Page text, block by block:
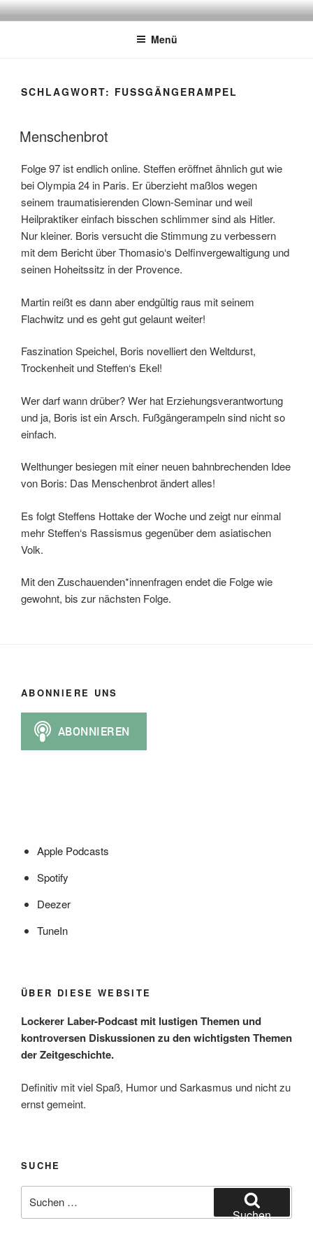
Zum
InhaltATSCHEBÄREBACH
Mit viel Spaß, Humor und Sarkasmus
Menü
SCHLAGWORT: FUSSGÄNGERAMPEL
Menschenbrot
Folge 97 ist endlich online. Steffen eröffnet ähnlich gut wie
bei Olympia 24 in Paris. Er überzieht maßlos wegen
seinem traumatisierenden Clown-Seminar und weil
Heilpraktiker einfach bisschen schlimmer sind als Hitler.
Nur kleiner. Boris versucht die Stimmung zu verbessern
mit dem Bericht über Thomasio‘s Delfinvergewaltigung und
seinen Hoheitssitz in der Provence.
Martin reißt es dann aber endgültig raus mit seinem
Flachwitz und es geht gut gelaunt weiter!
Faszination Speichel, Boris novelliert den Weltdurst,
Trockenheit und Steffen‘s Ekel!
Wer darf wann drüber? Wer hat Erziehungsverantwortung
und ja, Boris ist ein Arsch. Fußgängerampeln sind nicht so
einfach.
Welthunger besiegen mit einer neuen bahnbrechenden Idee
von Boris: Das Menschenbrot ändert alles!
Es folgt Steffens Hottake der Woche und zeigt nur einmal
mehr Steffen‘s Rassismus gegenüber dem asiatischen
Volk.
Mit den Zuschauenden*innenfragen endet die Folge wie
gewohnt, bis zur nächsten Folge.
ABONNIERE UNS
Apple Podcasts
Spotify
Deezer
TuneIn
ÜBER DIESE WEBSITE
Lockerer Laber-Podcast mit lustigen Themen und
kontroversen Diskussionen zu den wichtigsten Themen
der Zeitgeschichte.
Definitiv mit viel Spaß, Humor und Sarkasmus und nicht zu
ernst gemeint.
SUCHE
nach:
Suchen